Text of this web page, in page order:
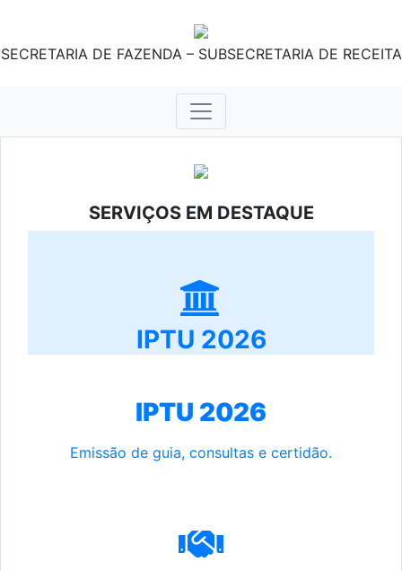
SECRETARIA DE FAZENDA – SUBSECRETARIA DE RECEITA
SERVIÇOS EM DESTAQUE
IPTU 2026
IPTU 2026
Emissão de guia, consultas e certidão.